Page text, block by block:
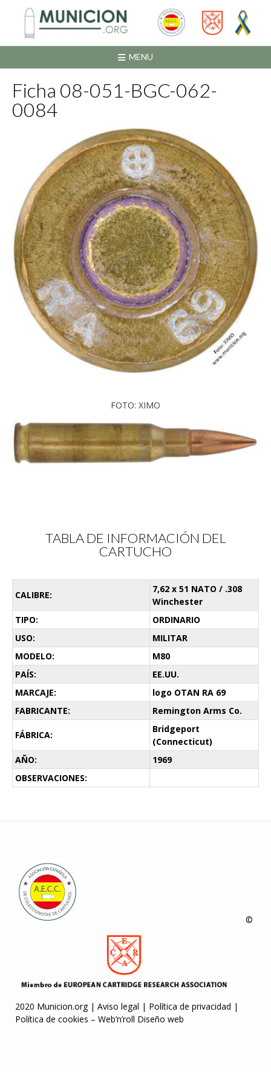
contenido
MENU
Ficha 08-051-BGC-062-
0084
FOTO: XIMO
TABLA DE INFORMACIÓN DEL
CARTUCHO
CALIBRE:
7,62 x 51 NATO / .308
Winchester
TIPO:
ORDINARIO
USO:
MILITAR
MODELO:
M80
PAÍS:
EE.UU.
MARCAJE:
logo OTAN RA 69
FABRICANTE:
Remington Arms Co.
FÁBRICA:
Bridgeport
(Connecticut)
AÑO:
1969
OBSERVACIONES:
©
2020 Municion.org | Aviso legal | Política de privacidad |
Política de cookies – Web’n’roll Diseño web